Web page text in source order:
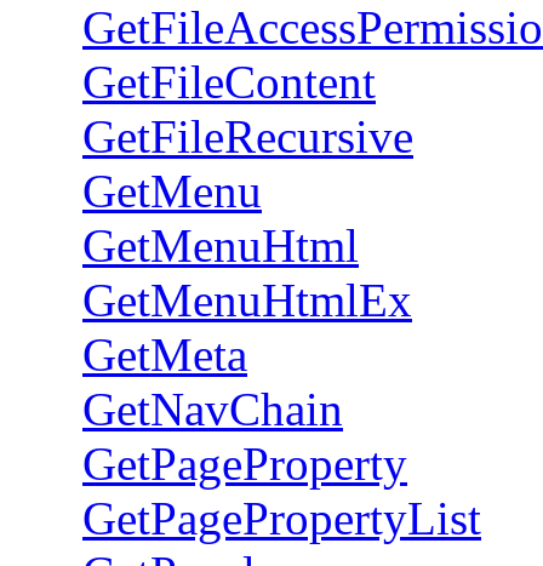
GetFileContent
GetFileRecursive
GetMenu
GetMenuHtml
GetMenuHtmlEx
GetMeta
GetNavChain
GetPageProperty
GetPagePropertyList